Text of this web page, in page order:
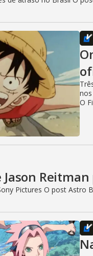
O
Jason
Pictures O post Astro